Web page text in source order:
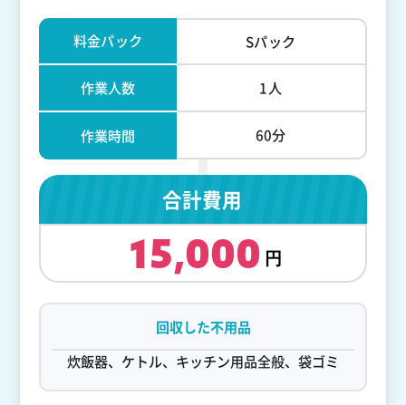
料金パック Sパック
作業人数 1人
作業時間 60分
合計費用
15,000
回収した不用品
炊飯器、ケトル、キッチン用品全般、袋ゴミ